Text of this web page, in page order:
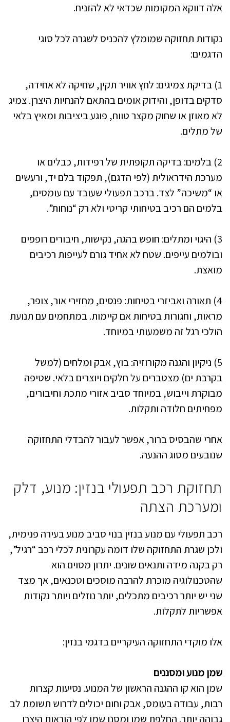
אלה דווקא המקומות שכדאי לא להזניח.
נקודות תחזוקה שמומלץ להכניס לשגרה לכל סוגי
הדגמים:
1) בדיקת צמיגים: לחץ אוויר תקין, שחיקה לא אחידה,
סדקים בדופן, והידוק אומים בהתאם להנחיות היצרן. צמיג
לא מאוזן או שחוק מקצר טווח, פוגע ביציבות ומאיץ בלאי
של מתלים.
2) בלמים: בדיקה תקופתית של רפידות, כבלים או
מערכת הידראולית (לפי הדגם), תפקוד בלם יד, ורעשים
או “משיכה” לצד. ברכב תפעולי שעובד עם עומסים,
בלמים הם רכיב בטיחותי קריטי ולא רק “נוחות”.
3) היגוי ומתלים: חופש בהגה, נקישות, חיבורים רופפים
ובולמים עייפים. שטח לא אחיד גורם לעייפות רכיבים
מואצת.
4) תאורה ואביזרי בטיחות: פנסים, מחזירי אור, צופר,
מראות, וחגורות בטיחות אם קיימות. במתחמים עם תנועת
הולכי רגל זה משמעותי במיוחד.
5) ניקיון והגנה מקורוזיה: בוץ, אבק ומלחים (למשל
בקרבת ים) מצטברים על חלקים ויוצרים בלאי. שטיפה
מבוקרת וייבוש, במיוחד סביב אזורי מתכת וחיבורים,
מפחיתים חלודה ותקלות.
אחרי שהבסיס ברור, אפשר לעבור להבדלי התחזוקה
שנובעים מסוג ההנעה.
תחזוקת רכב תפעולי בנזין: מנוע, דלק
ומערכת הצתה
רכב תפעולי עם מנוע בנזין בנוי סביב מנוע בעירה פנימית,
ולכן שגרת התחזוקה שלו דומה עקרונית לכלי רכב “רגיל”,
רק בקנה מידה ותנאים שונים. יתרון מסוים הוא
שהטכנולוגיה מוכרת להרבה מוסכים וטכנאים, אך מצד
שני יש יותר רכיבים מתכלים, יותר נוזלים ויותר נקודות
אפשריות לתקלות.
אלו מוקדי התחזוקה העיקריים בדגמי בנזין:
שמן מנוע ומסננים
שמן הוא קו ההגנה הראשון של המנוע. נסיעות קצרות
רבות, עבודה בעומס, אבק וחום יכולים לדרוש תשומת לב
גבוהה יותר. החלפת שמן ומסנן שמן לפי הוראות היצרן